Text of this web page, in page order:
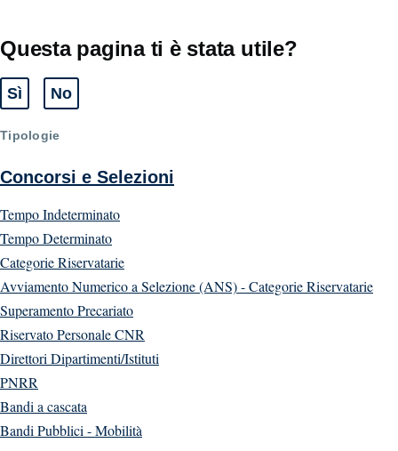
Questa pagina ti è stata utile?
Sì
Tipologie
Concorsi e Selezioni
Tempo Indeterminato
Tempo Determinato
Categorie Riservatarie
Avviamento Numerico a Selezione (ANS) - Categorie Riservatarie
Superamento Precariato
Riservato Personale CNR
Direttori Dipartimenti/Istituti
PNRR
Bandi a cascata
Bandi Pubblici - Mobilità